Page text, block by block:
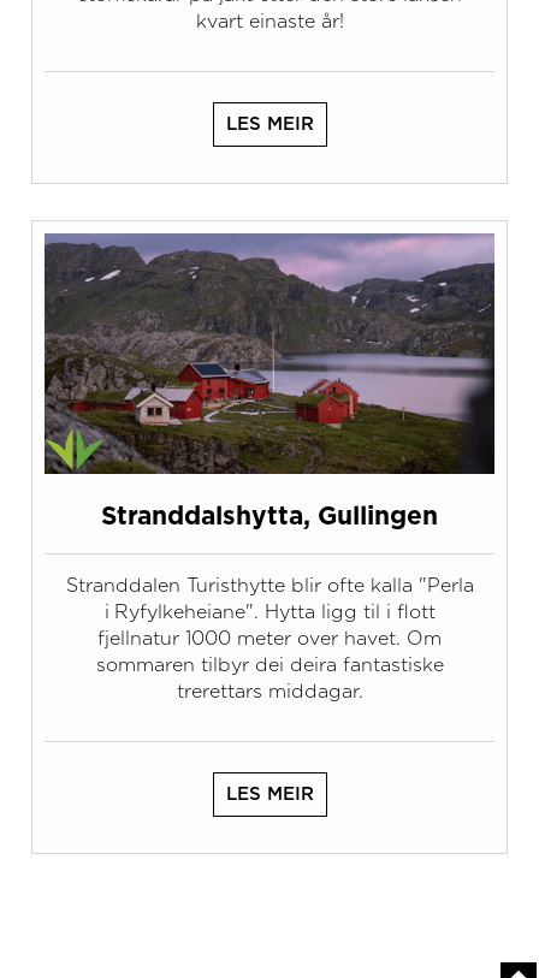
kvart einaste år!
LES MEIR
Stranddalshytta, Gullingen
Stranddalen Turisthytte blir ofte kalla "Perla
i Ryfylkeheiane". Hytta ligg til i flott
fjellnatur 1000 meter over havet. Om
sommaren tilbyr dei deira fantastiske
trerettars middagar.
LES MEIR